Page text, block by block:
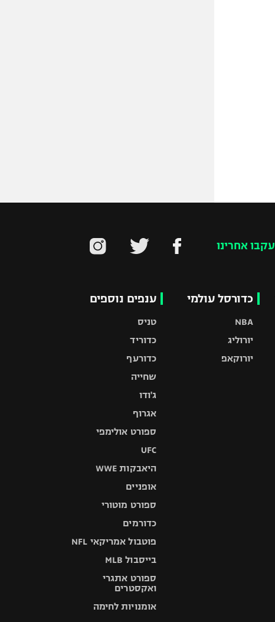
עקבו אחרינו
כדורסל עולמי
NBA
יורוליג
יורוקאפ
ענפים נוספים
טניס
כדוריד
כדורעף
שחייה
ג'ודו
אגרוף
ספורט אולימפי
UFC
היאבקות WWE
אופניים
ספורט מוטורי
כדורמים
פוטבול אמריקאי NFL
בייסבול MLB
ספורט אתגרי
ואקסטרים
אומנויות לחימה